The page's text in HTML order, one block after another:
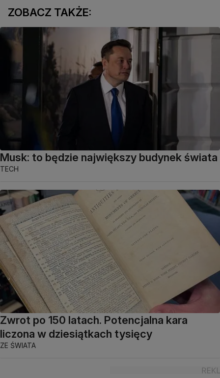
ZOBACZ TAKŻE:
Musk: to będzie największy budynek świata
TECH
Zwrot po 150 latach. Potencjalna kara
liczona w dziesiątkach tysięcy
ZE ŚWIATA